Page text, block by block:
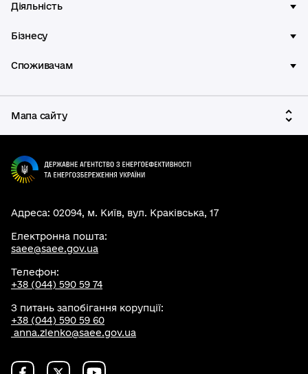
Діяльність
Бізнесу
Споживачам
Мапа сайту
Адреса: 02094, м. Київ, вул. Краківська, 17
Електронна пошта:
saee@saee.gov.ua
Телефон:
+38 (044) 590 59 74
З питань запобігання корупції:
+38 (044) 590 59 60
anna.zlenko@saee.gov.ua